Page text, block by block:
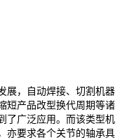
展，自动焊接、切割机器
短产品改型换代周期等诸
了广泛应用。而该类型机
亦要求各个关节的轴承具